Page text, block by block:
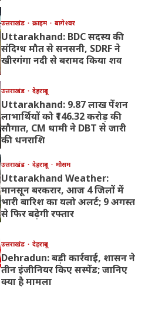
उत्तराखंड क्राइम बागेश्वर
Uttarakhand: BDC सदस्य की
संदिग्ध मौत से सनसनी, SDRF ने
खीरगंगा नदी से बरामद किया शव
उत्तराखंड देहरादून
Uttarakhand: 9.87 लाख पेंशन
लाभार्थियों को ₹146.32 करोड़ की
सौगात, CM धामी ने DBT से जारी
की धनराशि
उत्तराखंड देहरादून मौसम
Uttarakhand Weather:
मानसून बरकरार, आज 4 जिलों में
भारी बारिश का यलो अलर्ट; 9 अगस्त
से फिर बढ़ेगी रफ्तार
उत्तराखंड देहरादून
Dehradun: बड़ी कार्रवाई, शासन ने
तीन इंजीनियर किए सस्पेंड; जानिए
क्या है मामला